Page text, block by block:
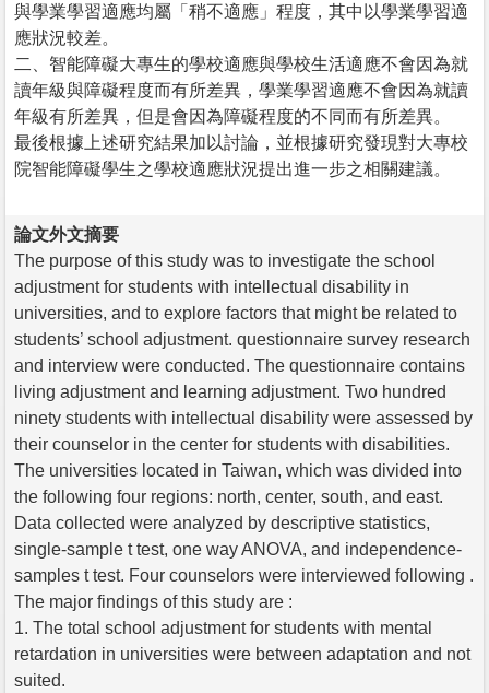
與學業學習適應均屬「稍不適應」程度，其中以學業學習適
應狀況較差。
二、智能障礙大專生的學校適應與學校生活適應不會因為就
讀年級與障礙程度而有所差異，學業學習適應不會因為就讀
年級有所差異，但是會因為障礙程度的不同而有所差異。
最後根據上述研究結果加以討論，並根據研究發現對大專校
院智能障礙學生之學校適應狀況提出進一步之相關建議。
論文外文摘要
The purpose of this study was to investigate the school
adjustment for students with intellectual disability in
universities, and to explore factors that might be related to
students’ school adjustment. questionnaire survey research
and interview were conducted. The questionnaire contains
living adjustment and learning adjustment. Two hundred
ninety students with intellectual disability were assessed by
their counselor in the center for students with disabilities.
The universities located in Taiwan, which was divided into
the following four regions: north, center, south, and east.
Data collected were analyzed by descriptive statistics,
single-sample t test, one way ANOVA, and independence-
samples t test. Four counselors were interviewed following .
The major findings of this study are :
1. The total school adjustment for students with mental
retardation in universities were between adaptation and not
suited.